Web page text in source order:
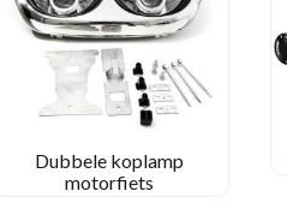
Dubbele koplamp
motorfiets